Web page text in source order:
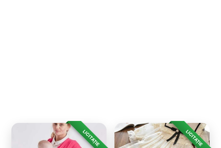
LICITAȚIE LICITAȚIE